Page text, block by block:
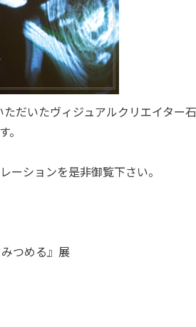
だいたヴィジュアルクリエイター
ーションを是非御覧下さい。
つめる』展